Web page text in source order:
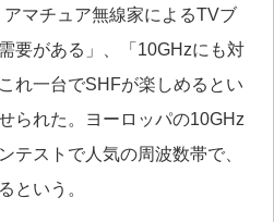
マチュア無線家によるTVブ
要がある」、「10GHzにも対
れ一台でSHFが楽しめるとい
られた。ヨーロッパの10GHz
テストで人気の周波数帯で、
という。